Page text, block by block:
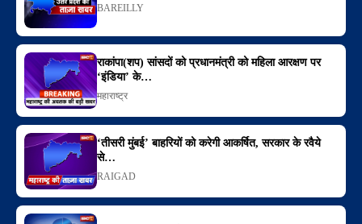
BAREILLY
राकांपा(शप) सांसदों को प्रधानमंत्री को महिला आरक्षण पर
‘इंडिया’ के…
महाराष्ट्र
‘तीसरी मुंबई’ बाहरियों को करेगी आकर्षित, सरकार के रवैये
से…
RAIGAD